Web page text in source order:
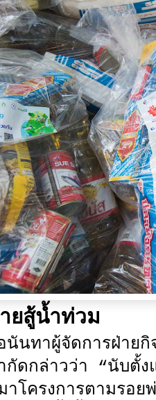
ยสู้น้ำท่วม
นทาผู้จัดการฝ่าย
ดกล่าวว่า “นับตั้ง
โครงการตามรอย